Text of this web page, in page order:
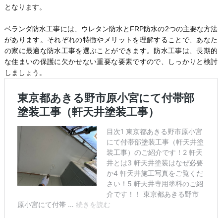
となります。
ベランダ防水工事には、ウレタン防水とFRP防水の2つの主要な方法
があります。それぞれの特徴やメリットを理解することで、あなた
の家に最適な防水工事を選ぶことができます。防水工事は、長期的
な住まいの保護に欠かせない重要な要素ですので、しっかりと検討
しましょう。